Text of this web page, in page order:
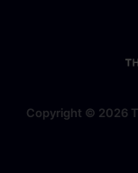
Copyright © 2026